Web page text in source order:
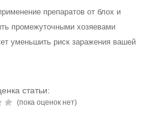
препаратов от блох и
промежуточными хозяевами
уменьшить риск заражения вашей
статьи:
(пока оценок нет)